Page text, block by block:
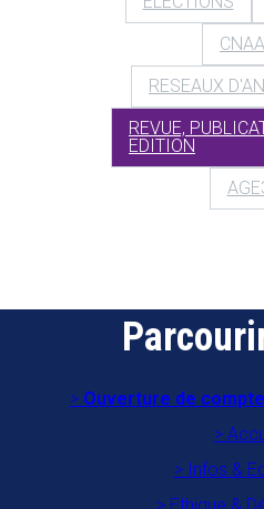
RESEAUX
REVUE,
EDITION
Ouverture de
Infos &